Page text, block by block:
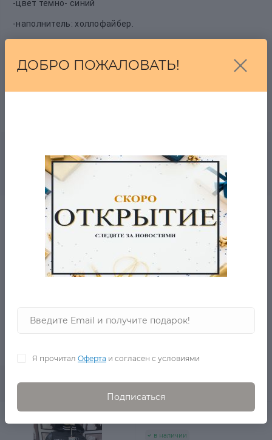
-цвет темно- синий
-наполнитель: холлофайбер.
40°, гладить при температуре до 110°, допускается
Рекомендуемые товары
Куртка-ветровка Jones
в наличии
В корзину
в наличии
ДОБРО ПОЖАЛОВАТЬ!
Я прочитал Оферта и согласен с условиями
Подписаться